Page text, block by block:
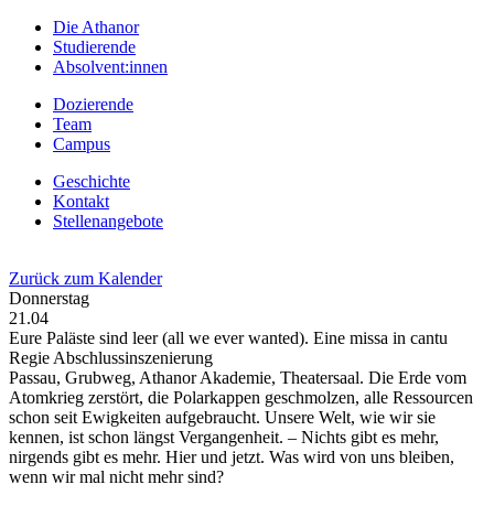
Die Athanor
Studierende
Absolvent:innen
Dozierende
Team
Campus
Geschichte
Kontakt
Stellenangebote
Zurück zum Kalender
Donnerstag
21.04
Eure Paläste sind leer (all we ever wanted). Eine missa in cantu
Regie Abschlussinszenierung
Passau, Grubweg, Athanor Akademie, Theatersaal. Die Erde vom
Atomkrieg zerstört, die Polarkappen geschmolzen, alle Ressourcen
schon seit Ewigkeiten aufgebraucht. Unsere Welt, wie wir sie
kennen, ist schon längst Vergangenheit. – Nichts gibt es mehr,
nirgends gibt es mehr. Hier und jetzt. Was wird von uns bleiben,
wenn wir mal nicht mehr sind?